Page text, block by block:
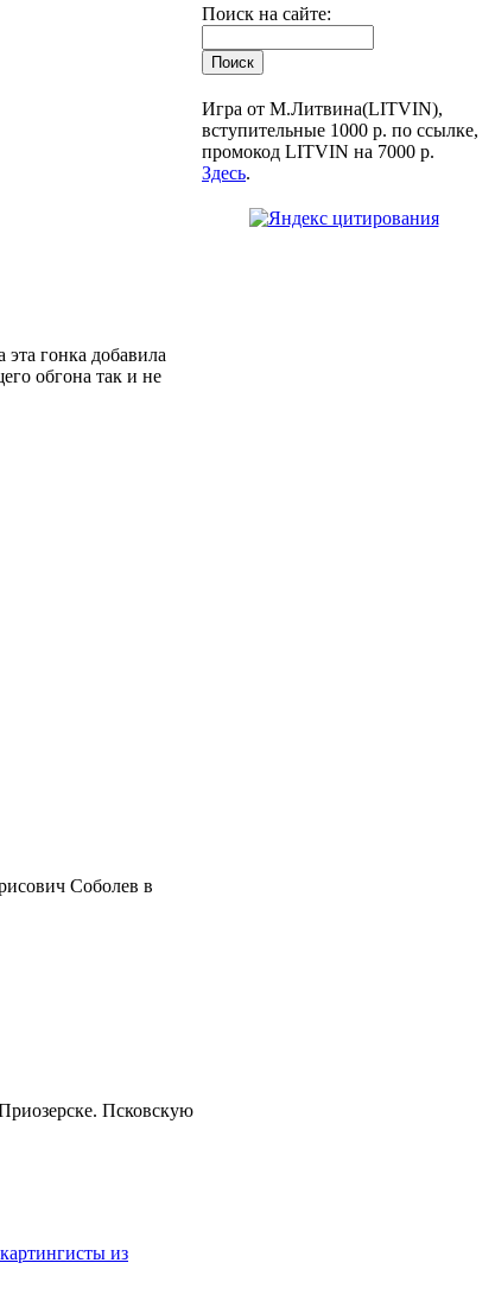
гонка добавила
обгона так и не
Соболев в
Псковскую
из
Поиск на сайте:
Игра от М.Литвина(LITVIN),
вступительные 1000 р. по ссылке,
промокод LITVIN на 7000 р.
Здесь.